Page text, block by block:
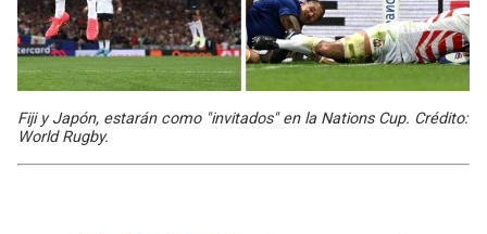
Fiji y Japón, estarán como "invitados" en la Nations Cup. Crédito:
World Rugby.